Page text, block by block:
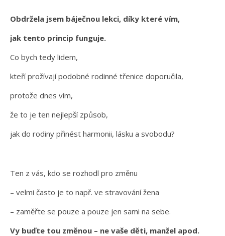
Obdržela jsem báječnou lekci, díky které vím,
jak tento princip funguje.
Co bych tedy lidem,
kteří prožívají podobné rodinné třenice doporučila,
protože dnes vím,
že to je ten nejlepší způsob,
jak do rodiny přinést harmonii, lásku a svobodu?
Ten z vás, kdo se rozhodl pro změnu
– velmi často je to např. ve stravování žena
– zaměřte se pouze a pouze jen sami na sebe.
Vy buďte tou změnou – ne vaše děti, manžel apod.